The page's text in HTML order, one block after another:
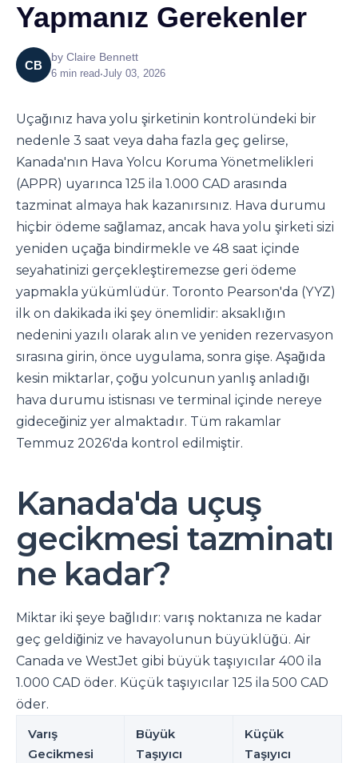
Yapmanız Gerekenler
CB
by Claire Bennett
6 min read•July 03, 2026
Uçağınız hava yolu şirketinin kontrolündeki bir
nedenle 3 saat veya daha fazla geç gelirse,
Kanada'nın Hava Yolcu Koruma Yönetmelikleri
(APPR) uyarınca 125 ila 1.000 CAD arasında
tazminat almaya hak kazanırsınız. Hava durumu
hiçbir ödeme sağlamaz, ancak hava yolu şirketi sizi
yeniden uçağa bindirmekle ve 48 saat içinde
seyahatinizi gerçekleştiremezse geri ödeme
yapmakla yükümlüdür. Toronto Pearson'da (YYZ)
ilk on dakikada iki şey önemlidir: aksaklığın
nedenini yazılı olarak alın ve yeniden rezervasyon
sırasına girin, önce uygulama, sonra gişe. Aşağıda
kesin miktarlar, çoğu yolcunun yanlış anladığı
hava durumu istisnası ve terminal içinde nereye
gideceğiniz yer almaktadır. Tüm rakamlar
Temmuz 2026'da kontrol edilmiştir.
Kanada'da uçuş
gecikmesi tazminatı
ne kadar?
Miktar iki şeye bağlıdır: varış noktanıza ne kadar
geç geldiğiniz ve havayolunun büyüklüğü. Air
Canada ve WestJet gibi büyük taşıyıcılar 400 ila
1.000 CAD öder. Küçük taşıyıcılar 125 ila 500 CAD
öder.
Varış
Gecikmesi
Büyük
Taşıyıcı
Küçük
Taşıyıcı